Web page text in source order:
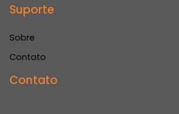
Suporte
Sobre
Contato
Contato